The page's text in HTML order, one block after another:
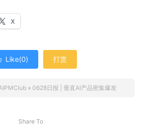
X
Like(0) 打赏
» 0628日报 | 垂直AI产品密集爆发
Share To